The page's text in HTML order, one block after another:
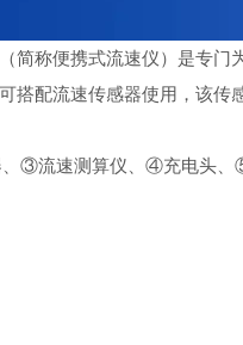
简称便携式流速仪）是专
搭配流速传感器使用，该
③流速测算仪、④充电头、